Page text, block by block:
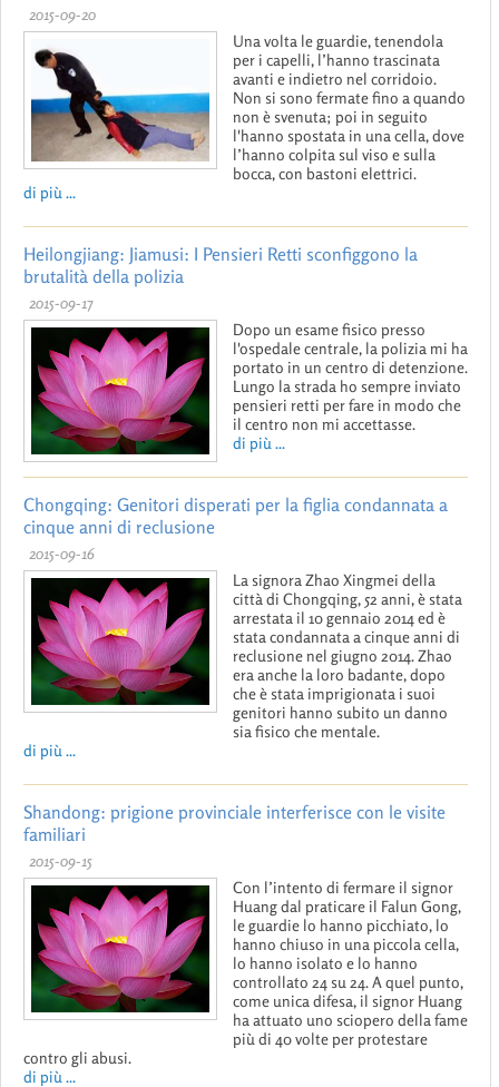
2015-09-20
Una volta le guardie, tenendola
per i capelli, l’hanno trascinata
avanti e indietro nel corridoio.
Non si sono fermate fino a quando
non è svenuta; poi in seguito
l'hanno spostata in una cella, dove
l’hanno colpita sul viso e sulla
bocca, con bastoni elettrici.
di più ...
Heilongjiang: Jiamusi: I Pensieri Retti sconfiggono la
brutalità della polizia
2015-09-17
Dopo un esame fisico presso
l'ospedale centrale, la polizia mi ha
portato in un centro di detenzione.
Lungo la strada ho sempre inviato
pensieri retti per fare in modo che
il centro non mi accettasse.
di più ...
Chongqing: Genitori disperati per la figlia condannata a
cinque anni di reclusione
2015-09-16
La signora Zhao Xingmei della
città di Chongqing, 52 anni, è stata
arrestata il 10 gennaio 2014 ed è
stata condannata a cinque anni di
reclusione nel giugno 2014. Zhao
era anche la loro badante, dopo
che è stata imprigionata i suoi
genitori hanno subito un danno
sia fisico che mentale.
di più ...
Shandong: prigione provinciale interferisce con le visite
familiari
2015-09-15
Con l’intento di fermare il signor
Huang dal praticare il Falun Gong,
le guardie lo hanno picchiato, lo
hanno chiuso in una piccola cella,
lo hanno isolato e lo hanno
controllato 24 su 24. A quel punto,
come unica difesa, il signor Huang
ha attuato uno sciopero della fame
più di 40 volte per protestare
contro gli abusi.
di più ...